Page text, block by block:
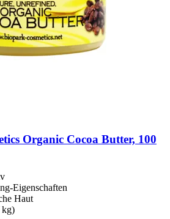
Organic Cocoa Butter, 100
Eigenschaften
Haut
kg)